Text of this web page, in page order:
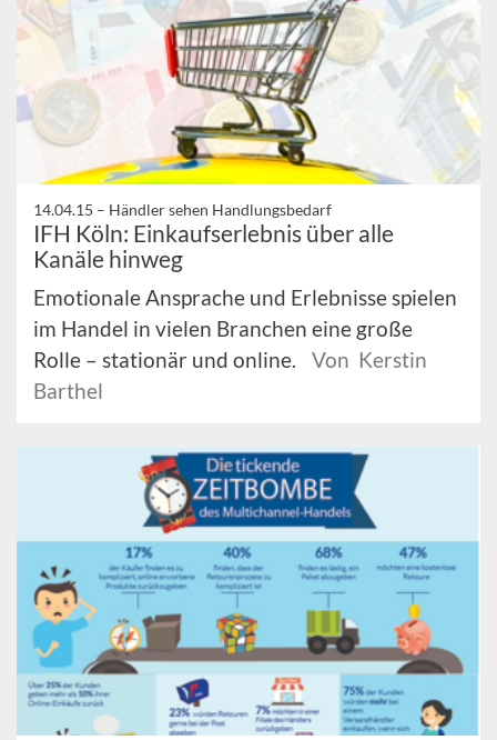
14.04.15 – Händler sehen Handlungsbedarf
IFH Köln: Einkaufserlebnis über alle
Kanäle hinweg
Emotionale Ansprache und Erlebnisse spielen
im Handel in vielen Branchen eine große
Rolle – stationär und online.
Von Kerstin
Barthel